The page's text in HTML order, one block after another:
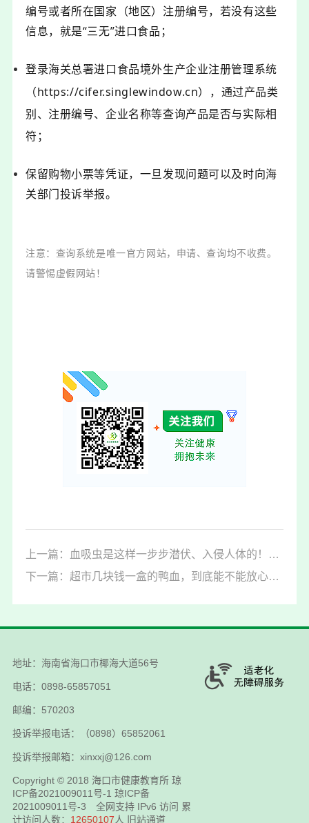
编号或者所在国家（地区）注册编号，若没有这些
信息，就是“三无”进口食品；
登录海关总署进口食品境外生产企业注册管理系统
（https://cifer.singlewindow.cn）， 通过产品类
别、注册编号、企业名称等查询产品是否与实际相
符；
保留购物小票等凭证，一旦发现问题可以及时向海
关部门投诉举报。
注意：查询系统是唯一官方网站，申请、查询均不收费。
请警惕虚假网站！
上一篇：血吸虫是这样一步步潜伏、入侵人体的！但简单几步就能远离侵袭→
下一篇：超市几块钱一盒的鸭血，到底能不能放心吃呢？
地址：海南省海口市椰海大道56号
电话：0898-65857051
邮编：570203
投诉举报电话：（0898）65852061
投诉举报邮箱：xinxxj@126.com
Copyright © 2018 海口市健康教育所 琼
ICP备2021009011号-1 琼ICP备
2021009011号-3 全网支持 IPv6 访问 累
计访问人数： 12650107人 旧站通道